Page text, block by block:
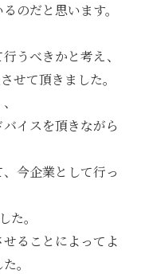
のだと思います。
うべきかと考え、
せて頂きました。
イスを頂きながら
今企業として行っ
。
ることによってよ
。